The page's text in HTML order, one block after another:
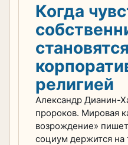
Когда
становятся
религией
Александр Дианин-
пророков. Мировая
возрождение»
социум держится на